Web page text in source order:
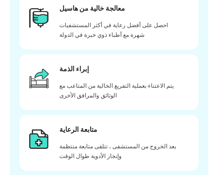
معالجة خالية من هاسيل
احصل على أفضل رعاية في أكثر المستشفيات
شهرة مع أطباء ذوي خبرة في الدولة
إبراء الذمة
يتم الاعتناء بعملية التفريغ الخالية من المتاعب مع
الوثائق والمرافق الأخرى
متابعة الرعاية
بعد الخروج من المستشفى ، تتلقى متابعة منتظمة
وإنجاز الأدوية طوال الوقت